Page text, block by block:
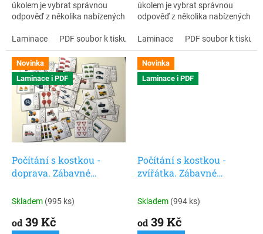
úkolem je vybrat správnou
odpověď z několika nabízených
karet si děti mohou samy ověřit
správnost řešení. Inspirováno
Montessori pedagogikou,
vhodné i pro děti s autismem.
Laminace PDF soubor k tisku
úkolem je vybrat správnou
odpověď z několika nabízených
karet si děti mohou samy ověřit
správnost řešení. Inspirováno
Montessori pedagogikou,
vhodné i pro děti s autismem.
Laminace PDF soubor k tisku
Novinka
Laminace i PDF
Počítání s kostkou -
doprava. Zábavné
kvízy pro nejmenší. 30 ks
Skladem (995 ks)
od 39 Kč
Novinka
Laminace i PDF
Počítání s kostkou -
zvířátka. Zábavné
kvízy pro nejmenší. 30 ks
Skladem (994 ks)
od 39 Kč